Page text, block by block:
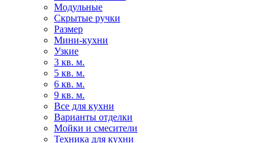
Модульные
Скрытые ручки
Размер
Мини-кухни
Узкие
3 кв. м.
5 кв. м.
6 кв. м.
9 кв. м.
Все для кухни
Варианты отделки
Мойки и смесители
Техника для кухни